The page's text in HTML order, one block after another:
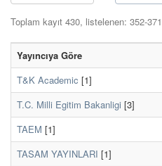
Toplam kayıt 430, listelenen: 352-371
Yayıncıya Göre
T&K Academic [1]
T.C. Milli Egitim Bakanligi [3]
TAEM [1]
TASAM YAYINLARI [1]